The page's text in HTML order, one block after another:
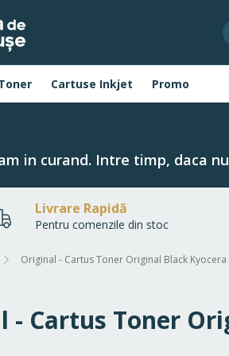
Cartuse Inkjet Promo
in curand. Intre timp, daca
Livrare Rapidă
Pentru comenzile din stoc
Original - Cartus Toner Original Black Kyocera
- Cartus Toner